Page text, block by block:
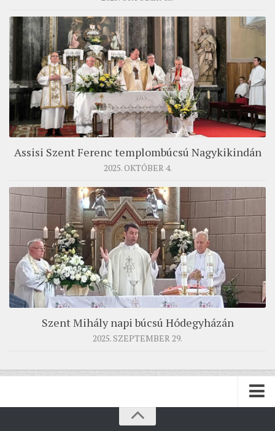
Assisi Szent Ferenc templombúcsú Nagykikindán
2025. OKTÓBER 4.
Szent Mihály napi búcsú Hódegyházán
2025. SZEPTEMBER 29.